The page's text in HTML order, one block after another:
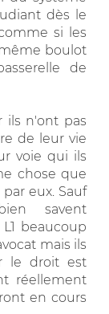
dès le
si les
boulot
de
ils n'ont pas
de leur vie
voie qui ils
chose que
eux. Sauf
savent
beaucoup
mais ils
le droit est
réellement
en cours